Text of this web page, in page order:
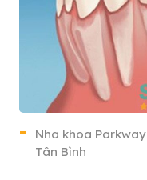
Nha khoa
Tân Bình